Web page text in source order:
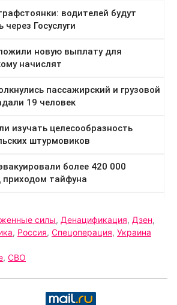
силы, Денацификация, Дзен,
, Россия, Спецоперация, Украина
, СВО